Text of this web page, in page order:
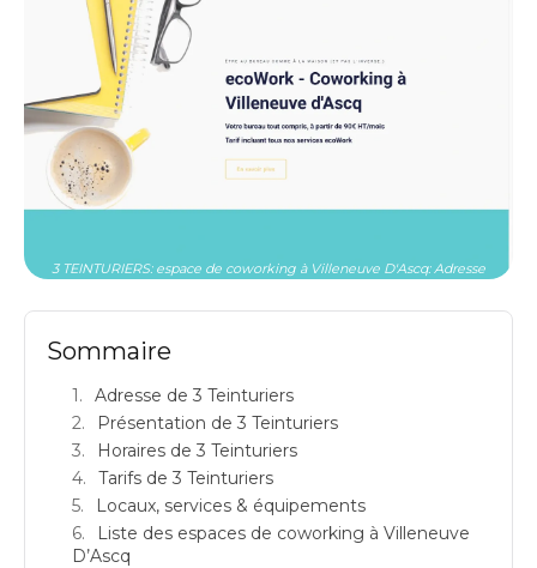
3 TEINTURIERS: espace de coworking à Villeneuve D'Ascq: Adresse
Sommaire
Adresse de 3 Teinturiers
Présentation de 3 Teinturiers
Horaires de 3 Teinturiers
Tarifs de 3 Teinturiers
Locaux, services & équipements
Liste des espaces de coworking à Villeneuve
D’Ascq